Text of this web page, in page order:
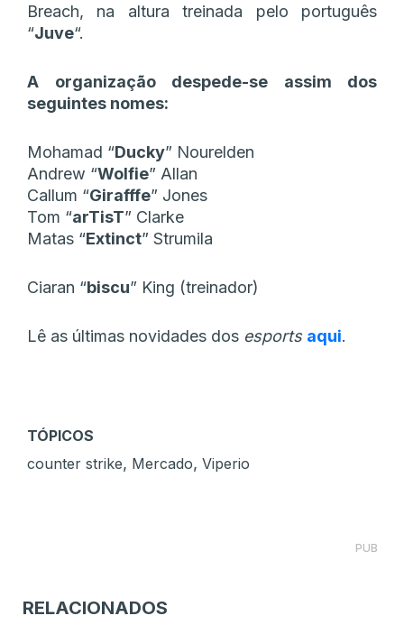
Breach, na altura treinada pelo português
“Juve“.
A organização despede-se assim dos
seguintes nomes:
Mohamad “⁠Ducky⁠” Nourelden
Andrew “⁠Wolfie⁠” Allan
Callum “⁠Girafffe⁠” Jones
Tom “⁠arTisT⁠” Clarke
Matas “⁠Extinct⁠” Strumila
Ciaran “⁠biscu⁠” King (treinador)
Lê as últimas novidades dos esports aqui.
TÓPICOS
counter strike, Mercado, Viperio
PUB
RELACIONADOS